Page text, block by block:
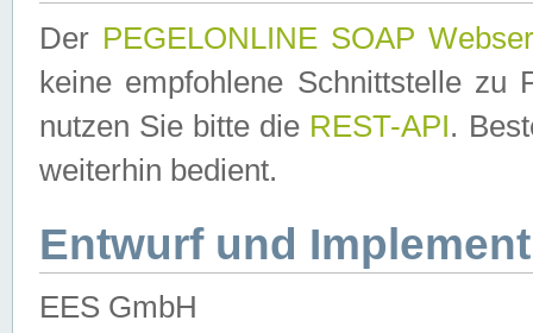
Der PEGELONLINE SOAP
keine empfohlene Schnittstelle zu
nutzen Sie bitte die REST-API.
weiterhin bedient.
Entwurf und
EES GmbH